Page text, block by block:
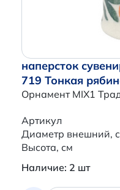
наперсток
719 Тонкая
Орнамент MIX1
Артикул
Диаметр внешний,
Высота, см
Наличие: 2 шт